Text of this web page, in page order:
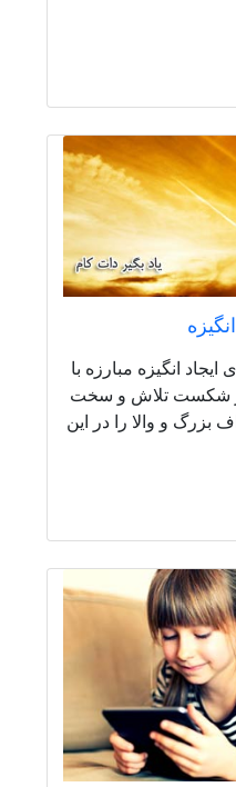
انگیزه مبارزه با
از شکست تلاش و سخت
و والا را در این